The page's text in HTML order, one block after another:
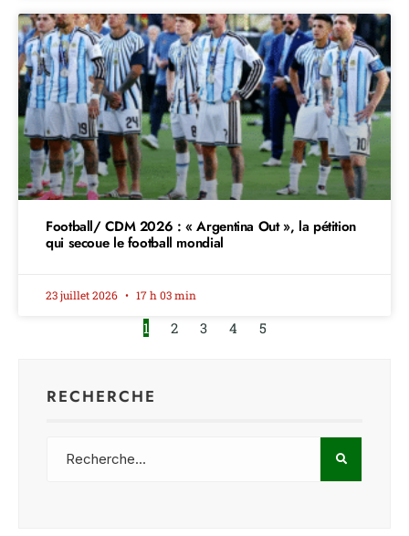
Football/ CDM 2026 : « Argentina Out », la pétition
qui secoue le football mondial
23 juillet 2026 17 h 03 min
1 2 3 4 5
RECHERCHE